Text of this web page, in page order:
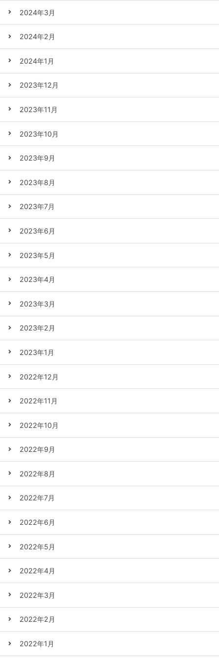
2024年3月
2024年2月
2024年1月
2023年12月
2023年11月
2023年10月
2023年9月
2023年8月
2023年7月
2023年6月
2023年5月
2023年4月
2023年3月
2023年2月
2023年1月
2022年12月
2022年11月
2022年10月
2022年9月
2022年8月
2022年7月
2022年6月
2022年5月
2022年4月
2022年3月
2022年2月
2022年1月